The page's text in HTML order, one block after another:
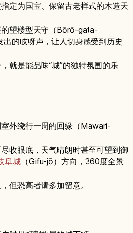
定为国宝、保留古老样式的木造天
望楼型天守（Bōrō-gata-
出的吱呀声，让人切身感受到历史
就是能品味“城”的独特氛围的乐
外绕行一周的回缘（Mawari-
收眼底，天气晴朗时甚至可望到御
阜城 （Gifu-jō）方向，360度全景
但恐高者请多加留意。